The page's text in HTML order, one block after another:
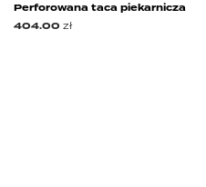
Perforowana taca piekarnicza
404.00 zł